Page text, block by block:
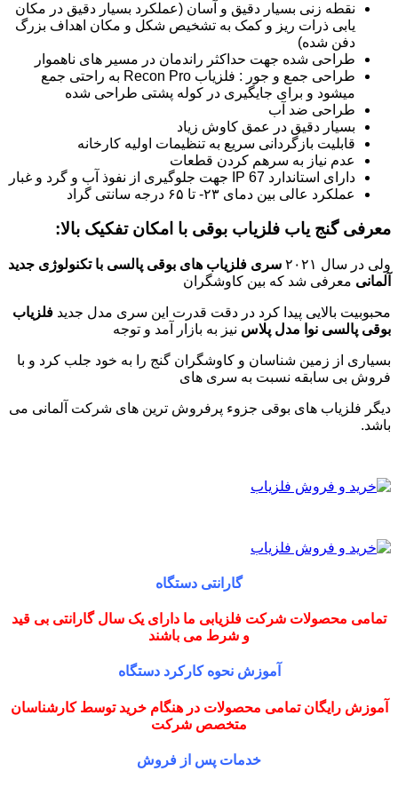
نقطه زنی بسیار دقیق و آسان (عملکرد بسیار دقیق در مکان
یابی ذرات ریز و کمک به تشخیص شکل و مکان اهداف بزرگ
دفن شده)
طراحی شده جهت حداکثر راندمان در مسیر های ناهموار
طراحی جمع و جور : فلزیاب Recon Pro به راحتی جمع
میشود و برای جایگیری در کوله پشتی طراحی شده
طراحی ضد آب
بسیار دقیق در عمق کاوش زیاد
قابلیت بازگردانی سریع به تنظیمات اولیه کارخانه
عدم نیاز به سرهم کردن قطعات
دارای استاندارد IP 67 جهت جلوگیری از نفوذ آب و گرد و غبار
عملکرد عالی بین دمای ۲۳- تا ۶۵ درجه سانتی گراد
معرفی گنج یاب فلزیاب بوقی با امکان تفکیک بالا:
ولی در سال ۲۰۲۱
سری فلزیاب های بوقی پالسی با تکنولوژی جدید
آلمانی معرفی شد که بین کاوشگران
محبوبیت بالایی پیدا کرد در دقت قدرت این سری مدل جدید فلزیاب
بوقی پالسی نوا مدل پلاس نیز به بازار آمد و توجه
بسیاری از زمین شناسان و کاوشگران گنج را به خود جلب کرد و با
فروش بی سابقه نسبت به سری های
دیگر فلزیاب های بوقی جزوء پرفروش ترین های شرکت آلمانی می
باشد.
گارانتی دستگاه
تمامی محصولات شرکت فلزیابی ما دارای یک سال گارانتی بی قید
و شرط می باشند
آموزش نحوه کارکرد دستگاه
آموزش رایگان تمامی محصولات در هنگام خرید توسط کارشناسان
متخصص شرکت
خدمات پس از فروش